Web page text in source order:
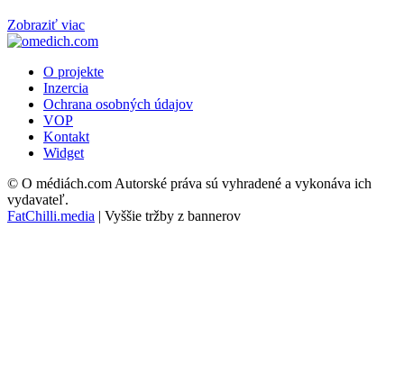
Zobraziť viac
O projekte
Inzercia
Ochrana osobných údajov
VOP
Kontakt
Widget
© O médiách.com Autorské práva sú vyhradené a vykonáva ich
vydavateľ.
FatChilli.media | Vyššie tržby z bannerov